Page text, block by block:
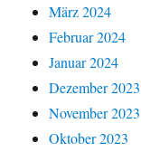
März 2024
Februar 2024
Januar 2024
Dezember 2023
November 2023
Oktober 2023